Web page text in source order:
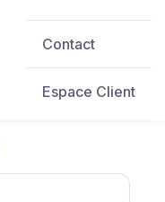
Contact
Espace Client